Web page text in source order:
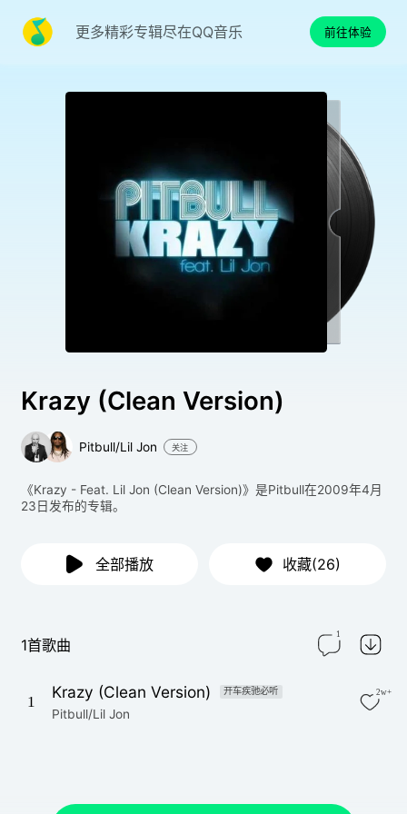
更多精彩专辑尽在QQ音乐 前往体验
Krazy (Clean Version)
Pitbull/Lil Jon 关注
《Krazy - Feat. Lil Jon (Clean Version)》是Pitbull在2009年4月
23日发布的专辑。
全部播放 收藏(26)
1首歌曲
1
1
Krazy (Clean Version) 开车疾驰必听
Pitbull/Lil Jon
2w+